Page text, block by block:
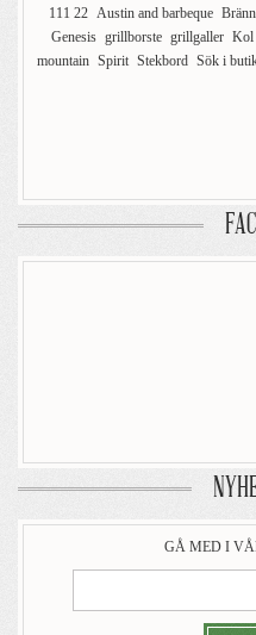
111 22 Austin and barbeque
Genesis grillborste grillgaller Kol
mountain Spirit Stekbord Sök i
GÅ MED I